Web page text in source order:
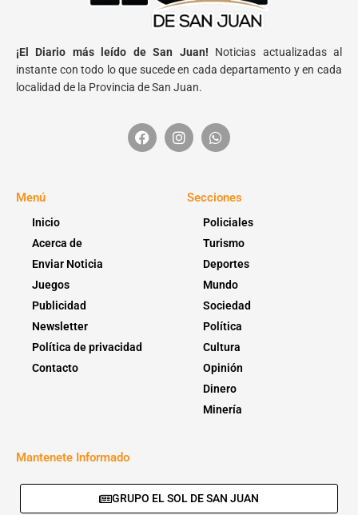
¡El Diario más leído de San Juan! Noticias actualizadas al
instante con todo lo que sucede en cada departamento y en cada
localidad de la Provincia de San Juan.
Menú
Inicio
Acerca de
Enviar Noticia
Juegos
Publicidad
Newsletter
Política de privacidad
Contacto
Secciones
Policiales
Turismo
Deportes
Mundo
Sociedad
Política
Cultura
Opinión
Dinero
Minería
Mantenete Informado
GRUPO EL SOL DE SAN JUAN